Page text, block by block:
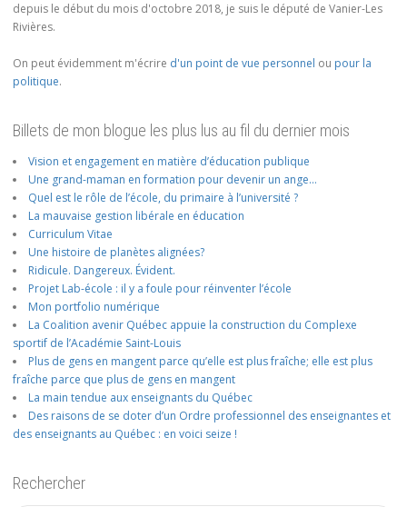
depuis le début du mois d'octobre 2018, je suis le député de Vanier-Les
Rivières.
On peut évidemment m'écrire d'un point de vue personnel ou pour la
politique.
Billets de mon blogue les plus lus au fil du dernier mois
Vision et engagement en matière d’éducation publique
Une grand-maman en formation pour devenir un ange…
Quel est le rôle de l’école, du primaire à l’université ?
La mauvaise gestion libérale en éducation
Curriculum Vitae
Une histoire de planètes alignées?
Ridicule. Dangereux. Évident.
Projet Lab-école : il y a foule pour réinventer l’école
Mon portfolio numérique
La Coalition avenir Québec appuie la construction du Complexe
sportif de l’Académie Saint-Louis
Plus de gens en mangent parce qu’elle est plus fraîche; elle est plus
fraîche parce que plus de gens en mangent
La main tendue aux enseignants du Québec
Des raisons de se doter d’un Ordre professionnel des enseignantes et
des enseignants au Québec : en voici seize !
Rechercher